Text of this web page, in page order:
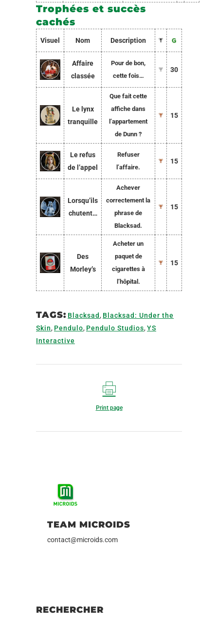
Trophées et succès
cachés
Visuel Nom Description
Affaire
classée
Pour de bon,
cette fois…
30
Le lynx
tranquille
Que fait cette
affiche dans
l’appartement
de Dunn ?
15
Le refus
de l’appel
Refuser
l’affaire.
15
Lorsqu’ils
chutent…
Achever
correctement la
phrase de
Blacksad.
15
Des
Morley’s
Acheter un
paquet de
cigarettes à
l’hôpital.
15
TAGS: Blacksad, Blacksad: Under the
Skin, Pendulo, Pendulo Studios, YS
Interactive
Print page
TEAM MICROIDS
contact@microids.com
RECHERCHER